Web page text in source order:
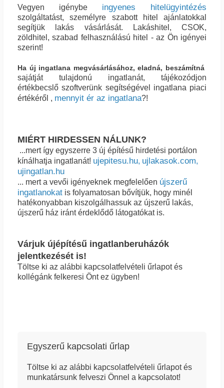
Vegyen igénybe ingyenes hitelügyintézés
szolgáltatást, személyre szabott hitel ajánlatokkal
segítjük lakás vásárlását. Lakáshitel, CSOK,
zöldhitel, szabad felhasználású hitel - az Ön igényei
szerint!
Ha új ingatlana megvásárlásához, eladná, beszámítná
sajátját tulajdonú ingatlanát, tájékozódjon
értékbecslő szoftverünk segítségével ingatlana piaci
értékéről , mennyit ér az ingatlana?!
MIÉRT HIRDESSEN NÁLUNK?
...mert így egyszerre 3 új építésű hirdetési portálon
kínálhatja ingatlanát! ujepitesu.hu, ujlakasok.com,
ujingatlan.hu
... mert a vevői igényeknek megfelelően újszerű
ingatlanokat is folyamatosan bővítjük, hogy minél
hatékonyabban kiszolgálhassuk az újszerű lakás,
újszerű ház iránt érdeklődő látogatókat is.
Várjuk újépítésű ingatlanberuházók
jelentkezését is!
Töltse ki az alábbi kapcsolatfelvételi űrlapot és
kollégánk felkeresi Önt ez ügyben!
Egyszerű kapcsolati űrlap
Töltse ki az alábbi kapcsolatfelvételi űrlapot és
munkatársunk felveszi Önnel a kapcsolatot!